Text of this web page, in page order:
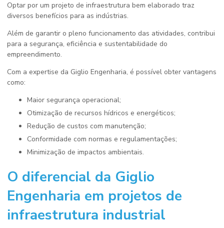
Optar por um projeto de infraestrutura bem elaborado traz
diversos benefícios para as indústrias.
Além de garantir o pleno funcionamento das atividades, contribui
para a segurança, eficiência e sustentabilidade do
empreendimento.
Com a expertise da Giglio Engenharia, é possível obter vantagens
como:
Maior segurança operacional;
Otimização de recursos hídricos e energéticos;
Redução de custos com manutenção;
Conformidade com normas e regulamentações;
Minimização de impactos ambientais.
O diferencial da Giglio
Engenharia em projetos de
infraestrutura industrial